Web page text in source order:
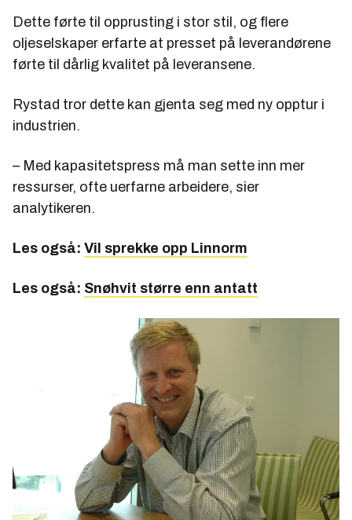
Dette førte til opprusting i stor stil, og flere
oljeselskaper erfarte at presset på leverandørene
førte til dårlig kvalitet på leveransene.
Rystad tror dette kan gjenta seg med ny opptur i
industrien.
– Med kapasitetspress må man sette inn mer
ressurser, ofte uerfarne arbeidere, sier
analytikeren.
Les også: Vil sprekke opp Linnorm
Les også: Snøhvit større enn antatt